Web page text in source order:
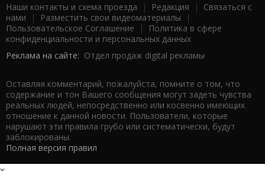
Наши контакты и схема проезда | Редакция | Связаться с
нами | Разместить свои видеоматериалы |
Пользовательское Соглашение |
Политика в сфере
конфиденциальности и персональных данных
Реклама на сайте: Отдел продаж digital рекламы
Оставляя комментарий, пожалуйста, помните о том, что
содержание и тон Вашего сообщения могут задеть чувства
реальных людей, непосредственно или косвенно имеющих
отношение к данной новости. Пользователи, которые
нарушают эти правила грубо или систематически, будут
заблокированы.
Полная версия правил